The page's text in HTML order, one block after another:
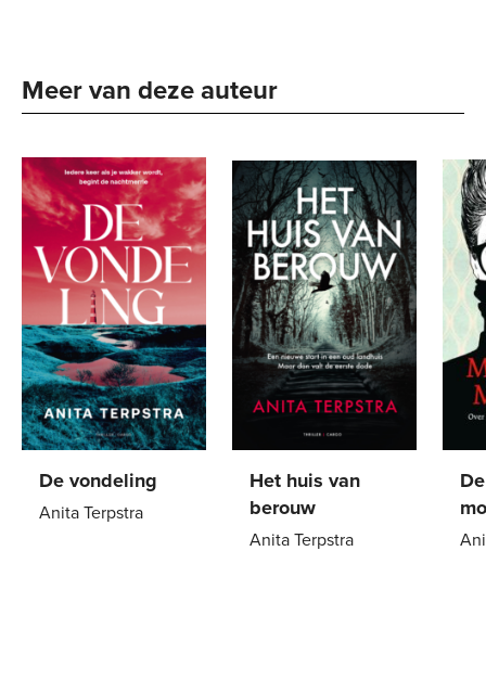
Meer van deze auteur
De vondeling
Anita Terpstra
Het huis van
berouw
Anita Terpstra
De